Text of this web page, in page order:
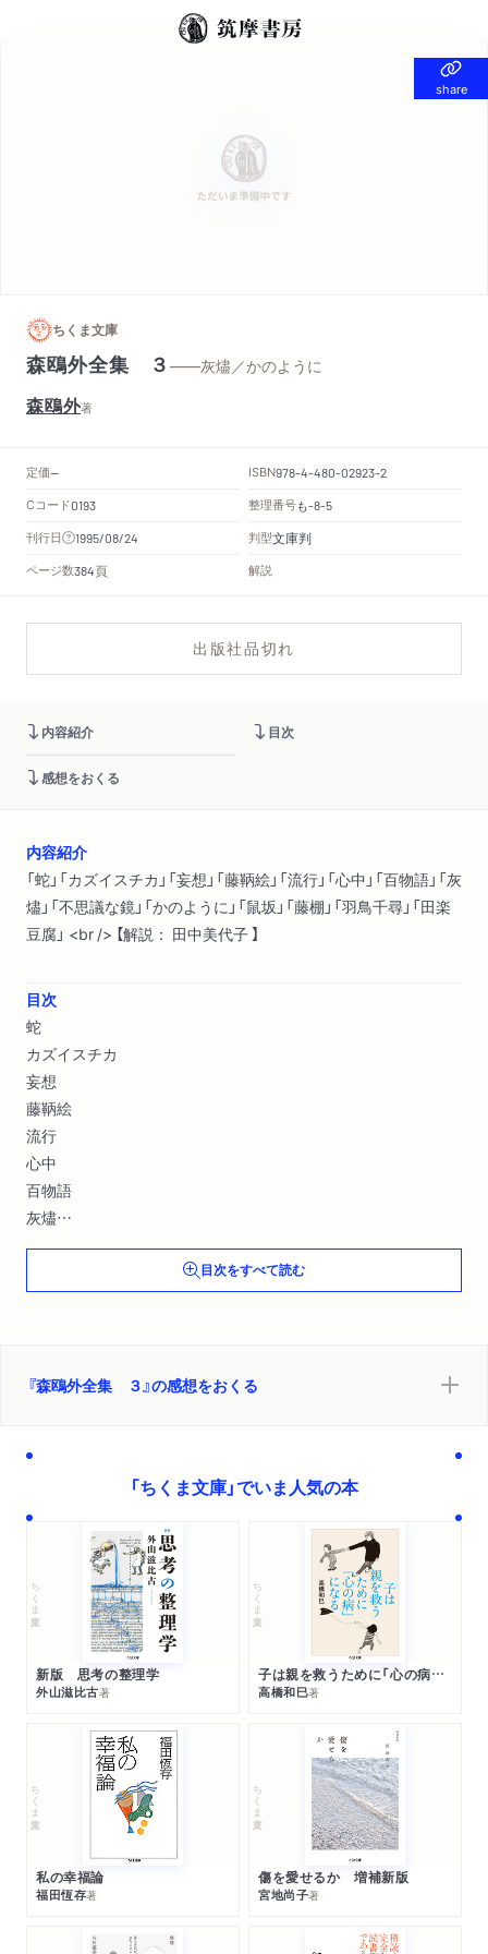
share
share
ちくま文庫
森鴎外全集 ３——灰燼／かのように
森鴎外著
定価-- ISBN978-4-480-02923-2
Cコード0193 整理番号も-8-5
刊行日 1995/08/24 判型文庫判
ページ数384頁 解説
出版社品切れ
内容紹介 目次
感想をおくる
内容紹介
「蛇」「カズイスチカ」「妄想」「藤鞆絵」「流行」「心中」「百物語」「灰
燼」「不思議な鏡」「かのように」「鼠坂」「藤棚」「羽鳥千尋」「田楽
豆腐」 <br /> 【解説： 田中美代子 】
目次
蛇
カズイスチカ
妄想
藤鞆絵
流行
心中
百物語
灰燼
不思議な鏡
鼠坂
羽鳥千尋
目次をすべて読む
『森鴎外全集 ３』の感想をおくる
「ちくま文庫」でいま人気の本
ちくま文庫
新版 思考の整理学
外山滋比古著
ちくま文庫
子は親を救うために「心の病」になる
高橋和巳著
ちくま文庫
私の幸福論
福田恆存著
ちくま文庫
傷を愛せるか 増補新版
宮地尚子著